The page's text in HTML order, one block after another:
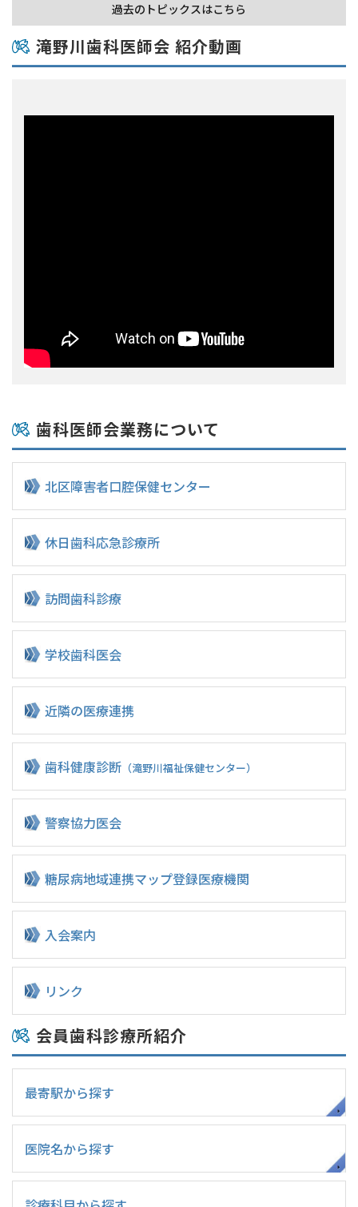
過去のトピックスはこちら
滝野川歯科医師会 紹介動画
歯科医師会業務について
北区障害者口腔保健センター
休日歯科応急診療所
訪問歯科診療
学校歯科医会
近隣の医療連携
歯科健康診断 （滝野川福祉保健センター）
警察協力医会
糖尿病地域連携マップ登録医療機関
入会案内
リンク
会員歯科診療所紹介
最寄駅から探す
医院名から探す